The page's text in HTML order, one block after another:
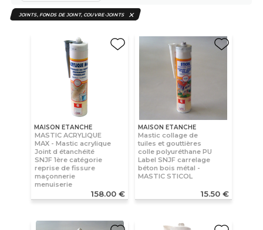
JOINTS, FONDS DE JOINT, COUVRE-JOINTS
MAISON ETANCHE
MASTIC ACRYLIQUE
MAX - Mastic acrylique
Joint d étanchéité
SNJF 1ère catégorie
reprise de fissure
maçonnerie
menuiserie
158.00 €
MAISON ETANCHE
Mastic collage de
tuiles et gouttières
colle polyuréthane PU
Label SNJF carrelage
béton bois métal -
MASTIC STICOL
15.50 €